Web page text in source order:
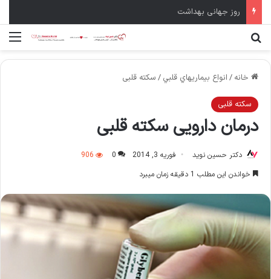
روز جهانی بهداشت
خانه / انواع بيماريهاي قلبي / سکته قلبی
سکته قلبی
درمان دارویی سکته قلبی
دکتر حسین نوید فوریه 3, 2014 0
906
خواندن این مطلب 1 دقیقه زمان میبرد